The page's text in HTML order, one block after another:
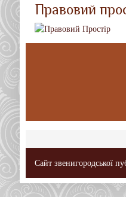
Правовий
Сайт звенигородської